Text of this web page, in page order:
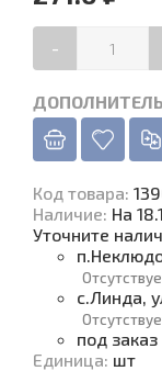
-
Код товара:
Наличие: На
Уточните
с.Линда,
под
Единица: шт